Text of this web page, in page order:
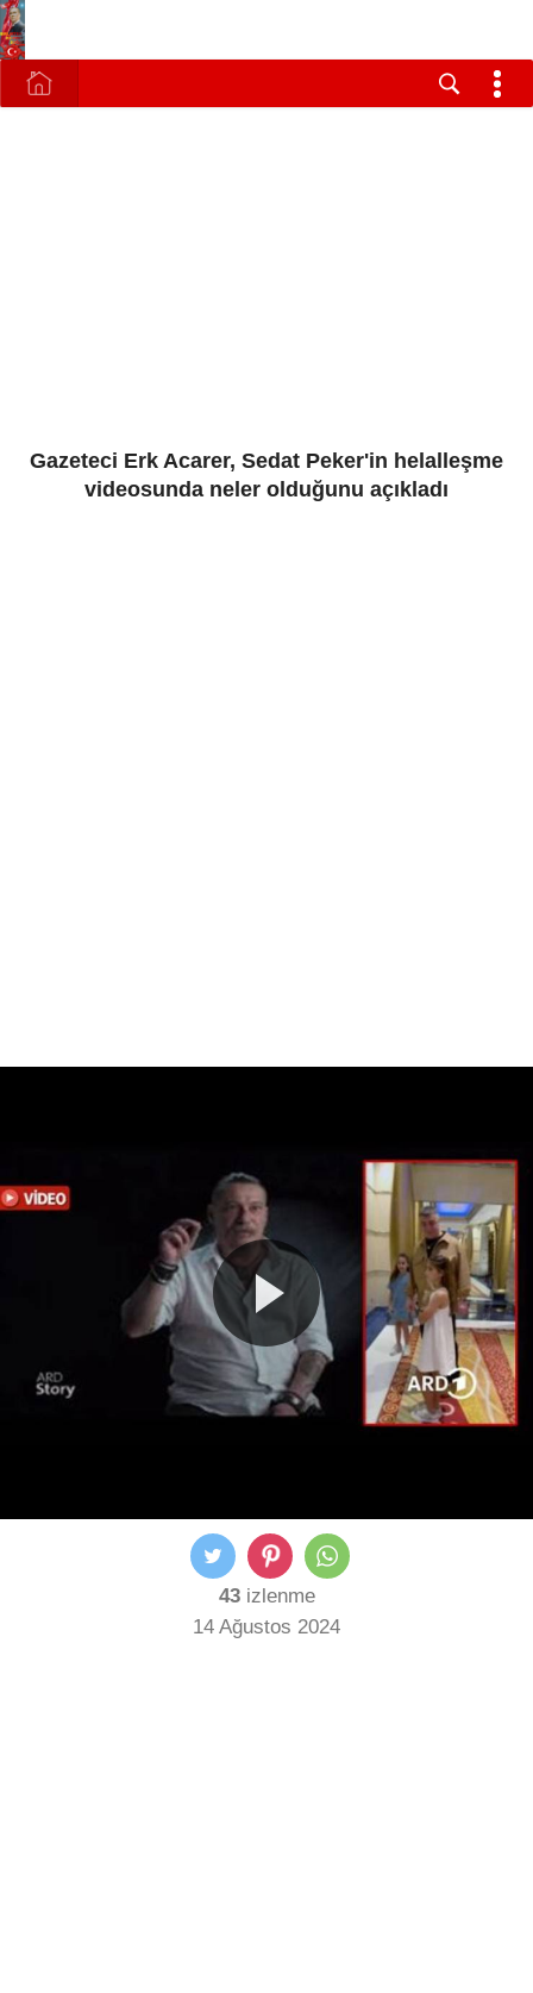
Gazeteci Erk Acarer, Sedat Peker'in helalleşme
videosunda neler olduğunu açıkladı
43izlenme
14 Ağustos 2024